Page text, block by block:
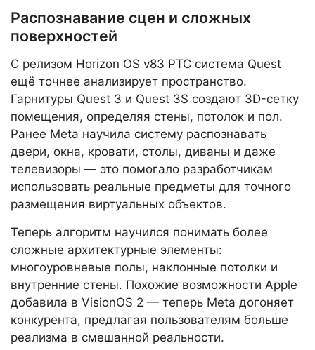
Распознавание сцен и сложных
поверхностей
С релизом Horizon OS v83 PTC система Quest
ещё точнее анализирует пространство.
Гарнитуры Quest 3 и Quest 3S создают 3D-сетку
помещения, определяя стены, потолок и пол.
Ранее Meta научила систему распознавать
двери, окна, кровати, столы, диваны и даже
телевизоры — это помогало разработчикам
использовать реальные предметы для точного
размещения виртуальных объектов.
Теперь алгоритм научился понимать более
сложные архитектурные элементы:
многоуровневые полы, наклонные потолки и
внутренние стены. Похожие возможности Apple
добавила в VisionOS 2 — теперь Meta догоняет
конкурента, предлагая пользователям больше
реализма в смешанной реальности.